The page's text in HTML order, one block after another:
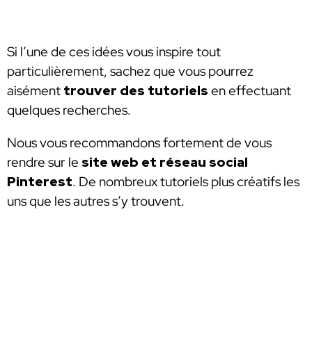
Si l’une de ces idées vous inspire tout
particulièrement, sachez que vous pourrez
aisément trouver des tutoriels en effectuant
quelques recherches.
Nous vous recommandons fortement de vous
rendre sur le site web et réseau social
Pinterest. De nombreux tutoriels plus créatifs les
uns que les autres s’y trouvent.